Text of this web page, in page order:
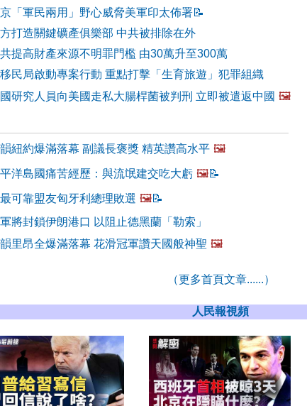
「軍民兩用」野心威脅美軍印太佈署📝
打造關鍵礦產俱樂部 中共被排除在外
提高財產來源不明罪門檻 由30萬升至300萬
民局啟動專案行動 重點打擊「生育旅遊」犯罪組織
研究人員向美國走私大腸桿菌被判刑 立即被遣返中國 🖼️
紐約爆滿落幕 副議長褒獎 精英讚高水平 🖼️
洋島國痛苦經歷：與流氓建交吃大虧 🖼️📝
可靠盟友匈牙利總理敗選 🖼️📝
將封鎖伊朗港口 以阻止德黑蘭「勒索」
里昂全爆滿落幕 花滑冠軍讚天國般神聖 🖼️
（更多首頁文章......）
人民報視頻